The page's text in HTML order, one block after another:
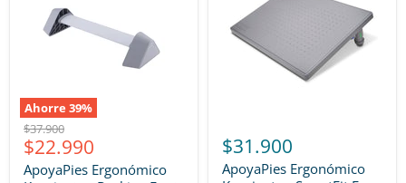
Ahorre39%
Precio
original
$37.900
Precio
actual
$22.990
ApoyaPies Ergonómico
$31.900
ApoyaPies Ergonómico